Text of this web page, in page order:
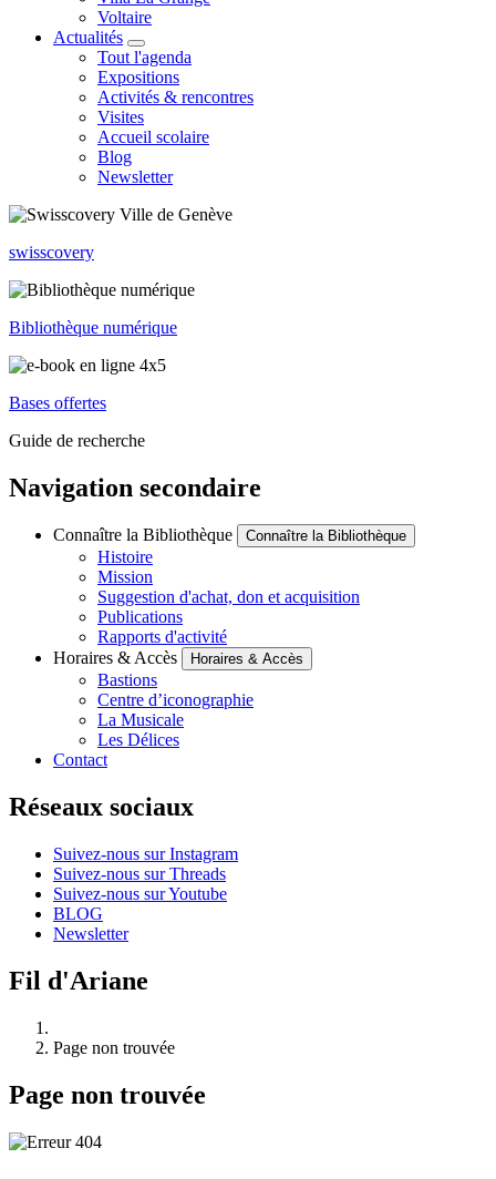
Voltaire
Actualités
Tout l'agenda
Expositions
Activités & rencontres
Visites
Accueil scolaire
Blog
Newsletter
swisscovery
Bibliothèque numérique
Bases offertes
Guide de recherche
Navigation secondaire
Connaître la Bibliothèque Connaître la Bibliothèque
Histoire
Mission
Suggestion d'achat, don et acquisition
Publications
Rapports d'activité
Horaires & Accès
Horaires & Accès
Bastions
Centre d’iconographie
La Musicale
Les Délices
Contact
Réseaux sociaux
Suivez-nous sur Instagram
Suivez-nous sur Threads
Suivez-nous sur Youtube
BLOG
Newsletter
Fil d'Ariane
Page non trouvée
Page non trouvée